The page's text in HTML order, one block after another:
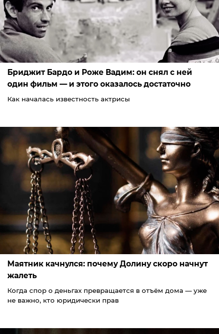
Бриджит Бардо и Роже Вадим: он снял с ней
один фильм — и этого оказалось достаточно
Как началась известность актрисы
Маятник качнулся: почему Долину скоро начнут
жалеть
Когда спор о деньгах превращается в отъём дома — уже
не важно, кто юридически прав